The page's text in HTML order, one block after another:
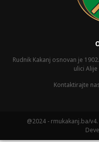
Rudnik Kakanj osnovan je
ulici
Kontaktirajte
@2024 - rmukakanj.ba/